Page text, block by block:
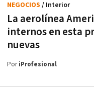
La aerolínea
internos en esta
nuevas
NEGOCIOS / Interior
PoriProfesional